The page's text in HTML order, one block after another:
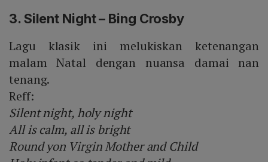
3. Silent Night – Bing Crosby
Lagu klasik ini melukiskan ketenangan
malam Natal dengan nuansa damai nan
tenang.
Reff:
Silent night, holy night
All is calm, all is bright
Round yon Virgin Mother and Child